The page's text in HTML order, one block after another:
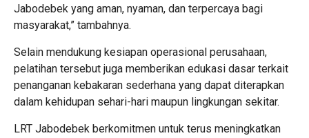
Jabodebek yang aman, nyaman, dan terpercaya bagi
masyarakat,” tambahnya.
Selain mendukung kesiapan operasional perusahaan,
pelatihan tersebut juga memberikan edukasi dasar terkait
penanganan kebakaran sederhana yang dapat diterapkan
dalam kehidupan sehari-hari maupun lingkungan sekitar.
LRT Jabodebek berkomitmen untuk terus meningkatkan